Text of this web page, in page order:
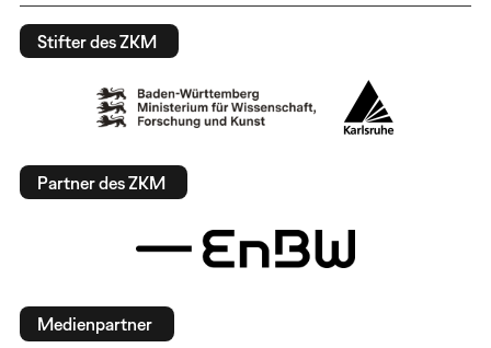
Stifter des ZKM
Partner des ZKM
Medienpartner